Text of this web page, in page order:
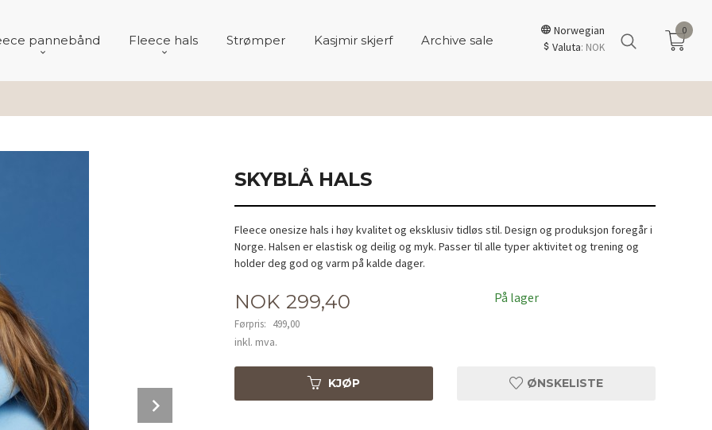
pannebånd Fleece hals Strømper Kasjmir skjerf Archive sale
Norwegian
Valuta: NOK
0
SKYBLÅ HALS
Fleece onesize hals i høy kvalitet og eksklusiv tidløs stil. Design og produksjon foregår i
Norge. Halsen er elastisk og deilig og myk. Passer til alle typer aktivitet og trening og
holder deg god og varm på kalde dager.
Tilbud
NOK 299,40
Førpris: 499,00
Rabatt
inkl. mva.
På lager
KJØP ØNSKELISTE